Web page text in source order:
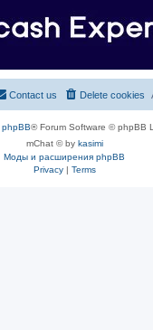
Delete cookies
Contact us
phpBB® Forum Software © phpBB
mChat © by kasimi
Моды и расширения phpBB
Privacy| Terms